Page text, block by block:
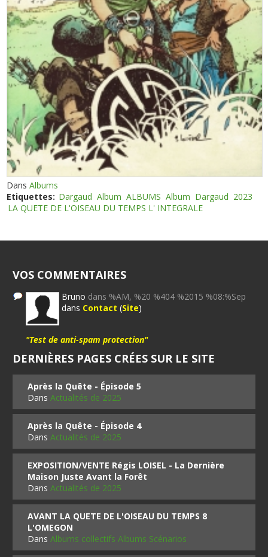
DansAlbums
Etiquettes: Dargaud Album ALBUMS Album Dargaud 2023
LA QUETE DE L'OISEAU DU TEMPS L' INTEGRALE
VOS COMMENTAIRES
Bruno dans %AM, %20 %404 %2015 %08:%Sep
dans Contact (Site)
"Test de anti-spam protection"
DERNIÈRES PAGES CRÉES SUR LE SITE
Après la Quête - Épisode 5
DansActualités de 2025
Après la Quête - Épisode 4
DansActualités de 2025
EXPOSITION/VENTE Régis LOISEL - La Dernière
Maison Juste Avant la Forêt
DansActualités de 2025
AVANT LA QUETE DE L'OISEAU DU TEMPS 8
L'OMEGON
DansAlbums collectifs Albums Scénarios